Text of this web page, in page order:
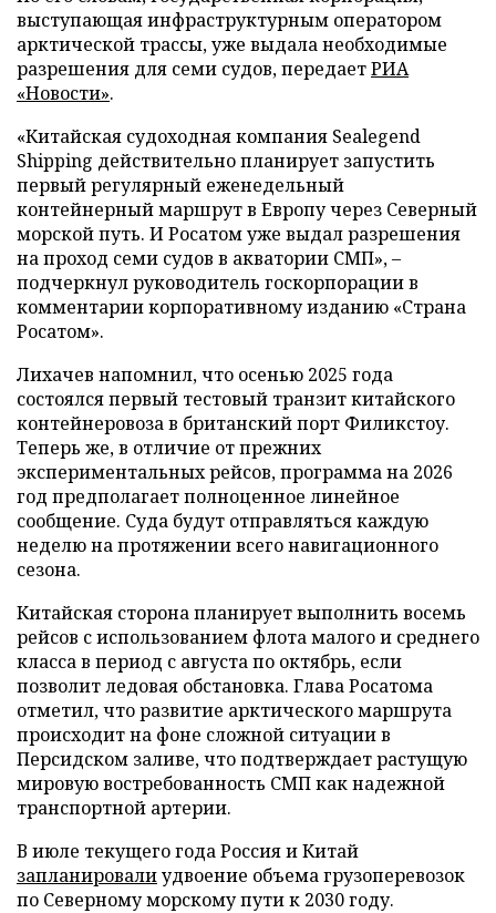
выступающая инфраструктурным оператором
арктической трассы, уже выдала необходимые
разрешения для семи судов, передаетРИА
«Новости».
«Китайская судоходная компания Sealegend
Shipping действительно планирует запустить
первый регулярный еженедельный
контейнерный маршрут в Европу через Северный
морской путь. И Росатом уже выдал разрешения
на проход семи судов в акватории СМП», –
подчеркнул руководитель госкорпорации в
комментарии корпоративному изданию «Страна
Росатом».
Лихачев напомнил, что осенью 2025 года
состоялся первый тестовый транзит китайского
контейнеровоза в британский порт Филикстоу.
Теперь же, в отличие от прежних
экспериментальных рейсов, программа на 2026
год предполагает полноценное линейное
сообщение. Суда будут отправляться каждую
неделю на протяжении всего навигационного
сезона.
Китайская сторона планирует выполнить восемь
рейсов с использованием флота малого и среднего
класса в период с августа по октябрь, если
позволит ледовая обстановка. Глава Росатома
отметил, что развитие арктического маршрута
происходит на фоне сложной ситуации в
Персидском заливе, что подтверждает растущую
мировую востребованность СМП как надежной
транспортной артерии.
В июле текущего года Россия и Китай
запланировалиудвоение объема грузоперевозок
по Северному морскому пути к 2030 году.